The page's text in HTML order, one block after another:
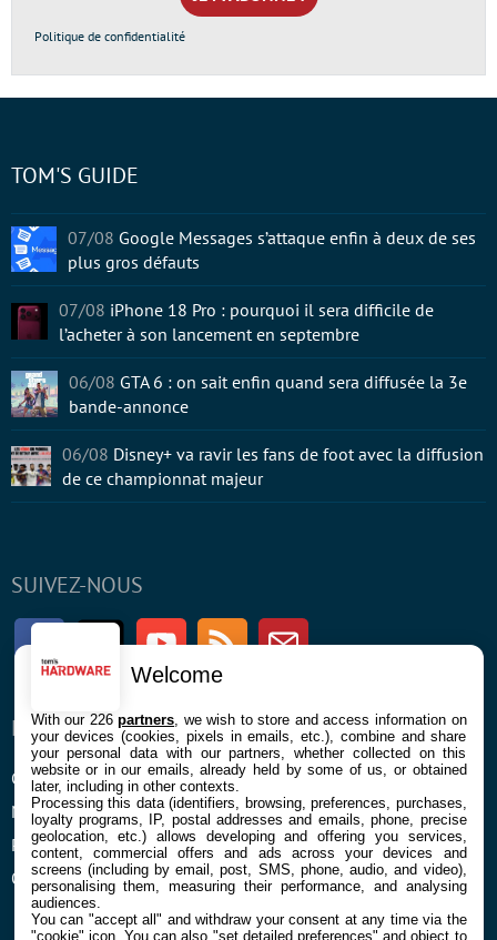
Politique de confidentialité
SUIVEZ-NOUS
FacebookTwitter Youtube RSS Newsletter
ENTREPRISE
Confidentialité et Cookies
Mentions légales et CGU
Préférences Cookies
Qui sommes nous
À PROPOS
Contact
TOM'S GUIDE
07/08 Google Messages s’attaque enfin à deux de ses
plus gros défauts
07/08 iPhone 18 Pro : pourquoi il sera difficile de
l’acheter à son lancement en septembre
06/08 GTA 6 : on sait enfin quand sera diffusée la 3e
bande-annonce
06/08 Disney+ va ravir les fans de foot avec la diffusion
de ce championnat majeur
Welcome
With our 226partners , we wish to store and access information on
your devices (cookies, pixels in emails, etc.), combine and share
your personal data with our partners, whether collected on this
website or in our emails, already held by some of us, or obtained
later, including in other contexts.
Processing this data (identifiers, browsing, preferences, purchases,
loyalty programs, IP, postal addresses and emails, phone, precise
geolocation, etc.) allows developing and offering you services,
content, commercial offers and ads across your devices and
screens (including by email, post, SMS, phone, audio, and video),
personalising them, measuring their performance, and analysing
audiences.
You can "accept all" and withdraw your consent at any time via the
"cookie" icon. You can also "set detailed preferences" and object to